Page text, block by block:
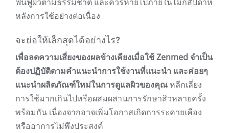
หลังการใช้อย่างต่อเนื่อง
จะย่อให้เล็กสุดได้อย่างไร?
เพื่อลดความเสี่ยงของผลข้างเคียงเมื่อใช้ Zenmed จำเป็น
ต้องปฏิบัติตามคำแนะนำการใช้งานที่แนะนำ และค่อยๆ
แนะนำผลิตภัณฑ์ใหม่ในการดูแลผิวของคุณ หลีกเลี่ยง
การใช้มากเกินไปหรือผสมผสานการรักษาสิวหลายครั้ง
พร้อมกัน เนื่องจากอาจเพิ่มโอกาสเกิดการระคายเคือง
หรืออาการไม่พึงประสงค์